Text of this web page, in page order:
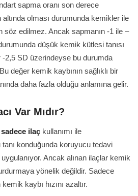
sapma oranı son derece
altında olması durumunda kemikler ile
söz edilmez. Ancak sapmanın -1 ile –
düşük kemik kütlesi tanısı
-2,5 SD üzerindeyse bu durumda
değer kemik kaybının sağlıklı bir
daha fazla olduğu anlamına gelir.
Var Mıdır?
ilaç kullanımı ile
konduğunda koruyucu tedavi
Ancak alınan ilaçlar kemik
yönelik değildir. Sadece
kaybı hızını azaltır.